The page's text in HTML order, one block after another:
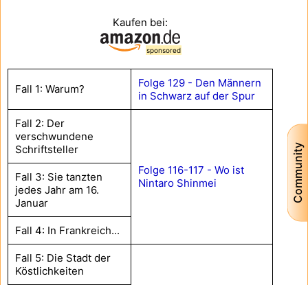
Community
Kaufen bei:
sponsored
Fall 1: Warum?
Folge 129 - Den Männern
in Schwarz auf der Spur
Fall 2: Der
verschwundene
Schriftsteller
Folge 116-117 - Wo ist
Nintaro Shinmei
Fall 3: Sie tanzten
jedes Jahr am 16.
Januar
Fall 4: In Frankreich...
Fall 5: Die Stadt der
Köstlichkeiten